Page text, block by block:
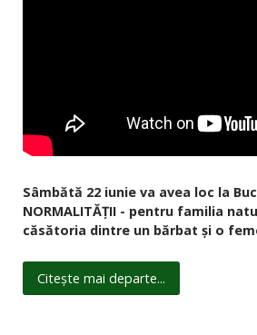
Sâmbătă 22 iunie va avea loc la
NORMALITĂȚII - pentru familia
căsătoria dintre un bărbat și o
Citește mai departe...